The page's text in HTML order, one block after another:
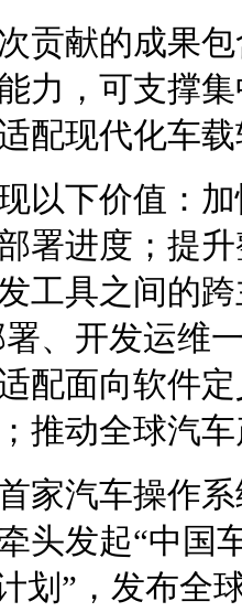
贡献的成果
力，可支撑
配现代化车
以下价值：
署进度；提
工具之间的
、开发运维
配面向软件
推动全球汽
家汽车操作
头发起“中国
划”，发布全